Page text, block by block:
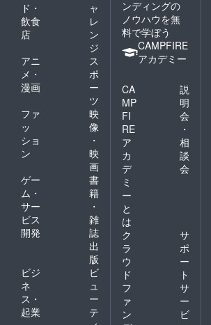
ド・
飲食
店
ャ
レ
ン
ジ
アニ
メ・
漫画
ス
ポ
ー
ツ
ファ
ッ
ショ
ン
映
像
・
映
画
ゲー
ム・
サー
ビス
開発
書
籍
・
雑
誌
出
版
ビジ
ネ
ス・
起業
ビ
ュ
ー
テ
ンディングの
ノウハウを無
料で学ぼう
CAMPFIRE
アカデミー
CA
MP
FI
RE
ア
カ
デ
ミ
ー
と
は
説
明
会
・
相
談
会
ク
ラ
ウ
ド
フ
ァ
ン
サ
ポ
ー
ト
サ
ー
ビ